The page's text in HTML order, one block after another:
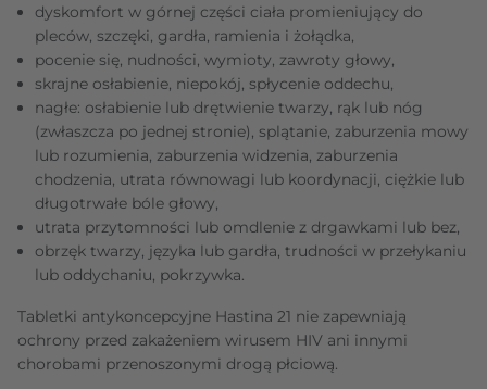
dyskomfort w górnej części ciała promieniujący do
pleców, szczęki, gardła, ramienia i żołądka,
pocenie się, nudności, wymioty, zawroty głowy,
skrajne osłabienie, niepokój, spłycenie oddechu,
nagłe: osłabienie lub drętwienie twarzy, rąk lub nóg
(zwłaszcza po jednej stronie), splątanie, zaburzenia mowy
lub rozumienia, zaburzenia widzenia, zaburzenia
chodzenia, utrata równowagi lub koordynacji, ciężkie lub
długotrwałe bóle głowy,
utrata przytomności lub omdlenie z drgawkami lub bez,
obrzęk twarzy, języka lub gardła, trudności w przełykaniu
lub oddychaniu, pokrzywka.
Tabletki antykoncepcyjne Hastina 21 nie zapewniają
ochrony przed zakażeniem wirusem HIV ani innymi
chorobami przenoszonymi drogą płciową.